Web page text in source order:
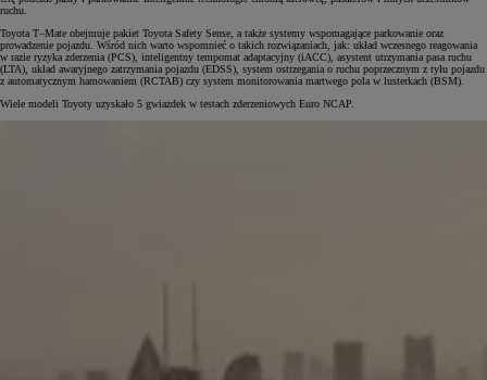
ruchu.
Toyota T–Mate obejmuje pakiet Toyota Safety Sense, a także systemy wspomagające parkowanie oraz
prowadzenie pojazdu. Wśród nich warto wspomnieć o takich rozwiązaniach, jak: układ wczesnego reagowania
w razie ryzyka zderzenia (PCS), inteligentny tempomat adaptacyjny (iACC), asystent utrzymania pasa ruchu
(LTA), układ awaryjnego zatrzymania pojazdu (EDSS), system ostrzegania o ruchu poprzecznym z tyłu pojazdu
z automatycznym hamowaniem (RCTAB) czy system monitorowania martwego pola w lusterkach (BSM).
Wiele modeli Toyoty uzyskało 5 gwiazdek w testach zderzeniowych Euro NCAP.